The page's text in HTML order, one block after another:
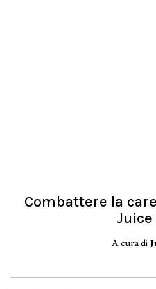
Combattere la
Juice
A cura di